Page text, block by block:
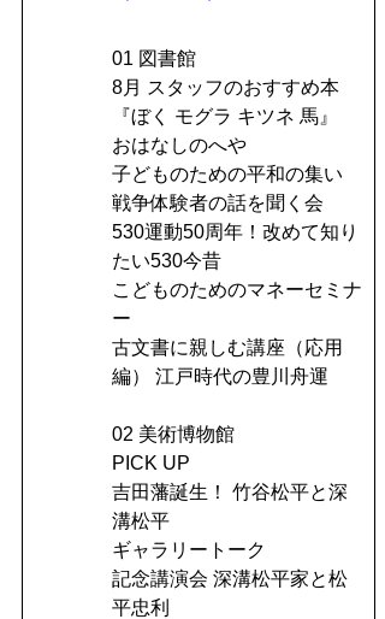
01 図書館
8月 スタッフのおすすめ本
『ぼく モグラ キツネ 馬』
おはなしのへや
子どものための平和の集い
戦争体験者の話を聞く会
530運動50周年！改めて知り
たい530今昔
こどものためのマネーセミナ
ー
古文書に親しむ講座（応用
編） 江戸時代の豊川舟運
02 美術博物館
PICK UP
吉田藩誕生！ 竹谷松平と深
溝松平
ギャラリートーク
記念講演会 深溝松平家と松
平忠利